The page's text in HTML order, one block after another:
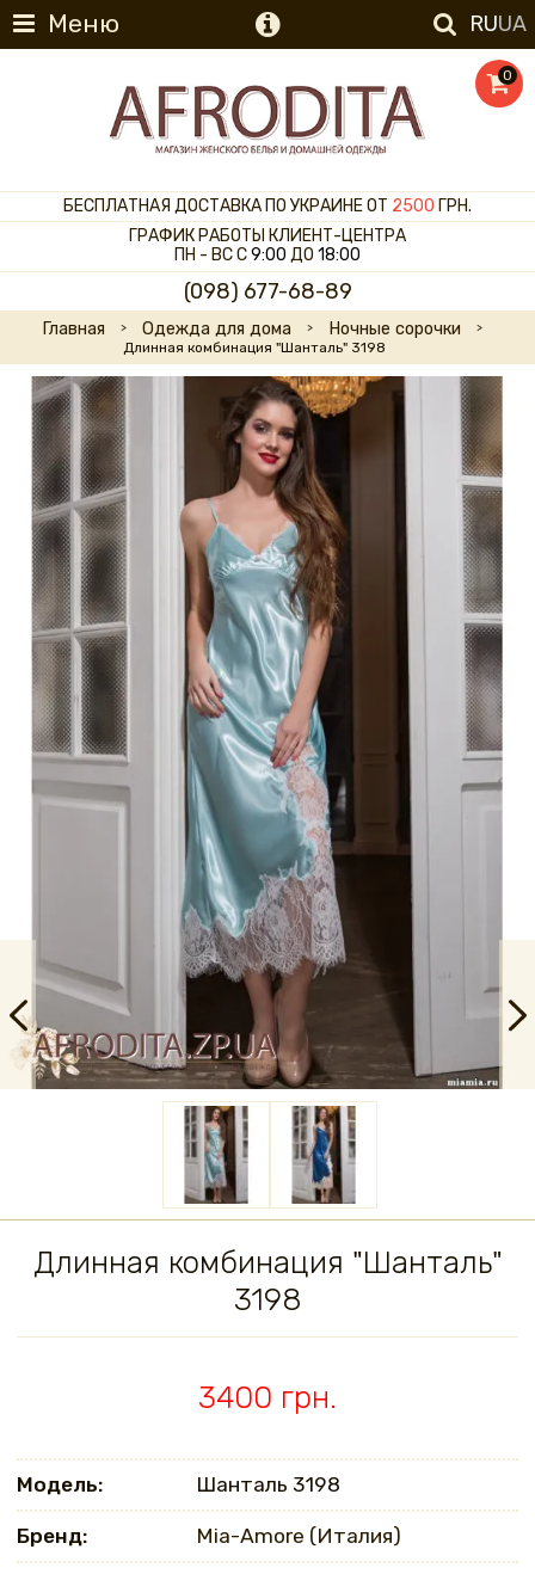
Меню RUUA
0
БЕСПЛАТНАЯ ДОСТАВКА ПО УКРАИНЕ ОТ 2500 ГРН.
ГРАФИК РАБОТЫ КЛИЕНТ-ЦЕНТРА
ПН - ВС С9:00 ДО 18:00
(098) 677-68-89
Главная Одежда для дома Ночные сорочки
Длинная комбинация "Шанталь" 3198
Длинная комбинация "Шанталь"
3198
3400 грн.
Модель: Шанталь 3198
Бренд: Mia-Amore (Италия)